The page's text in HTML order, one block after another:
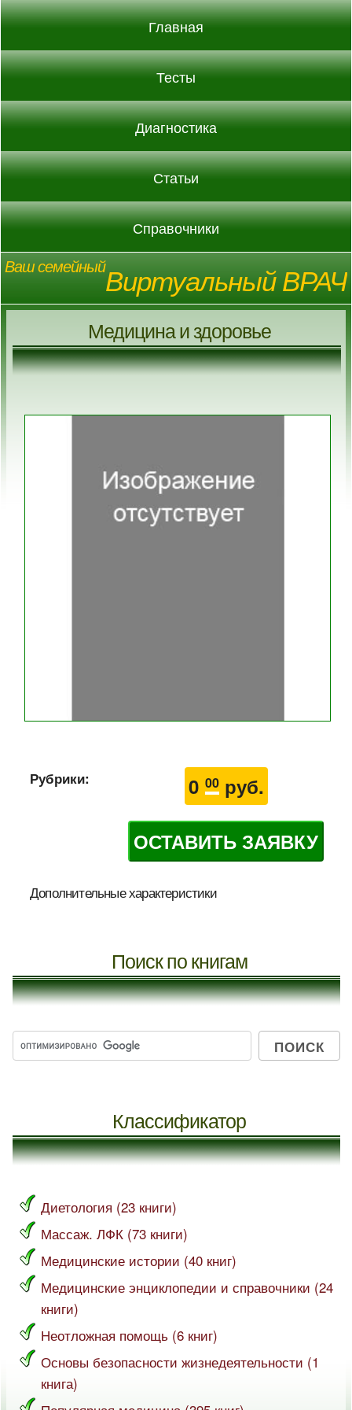
Главная
Тесты
Диагностика
Статьи
Справочники
Ваш семейныйВиртуальный ВРАЧ
Медицина и здоровье
0 00руб.
ОСТАВИТЬ ЗАЯВКУ
Рубрики:
Дополнительные характеристики
Поиск по книгам
Классификатор
Диетология (23 книги)
Массаж. ЛФК (73 книги)
Медицинские истории (40 книг)
Медицинские энциклопедии и справочники (24
книги)
Неотложная помощь (6 книг)
Основы безопасности жизнедеятельности (1
книга)